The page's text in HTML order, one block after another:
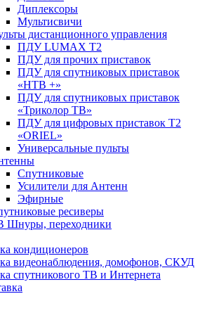
Диплексоры
Мультисвичи
дистанционного управления
ПДУ LUMAX Т2
ПДУ для прочих приставок
ПДУ для спутниковых приставок
«НТВ +»
ПДУ для спутниковых приставок
«Триколор ТВ»
ПДУ для цифровых приставок Т2
«ORIEL»
Универсальные пульты
Спутниковые
Усилители для Антенн
Эфирные
ресиверы
Шнуры, переходники
кондиционеров
видеонаблюдения, домофонов, СКУД
спутникового ТВ и Интернета